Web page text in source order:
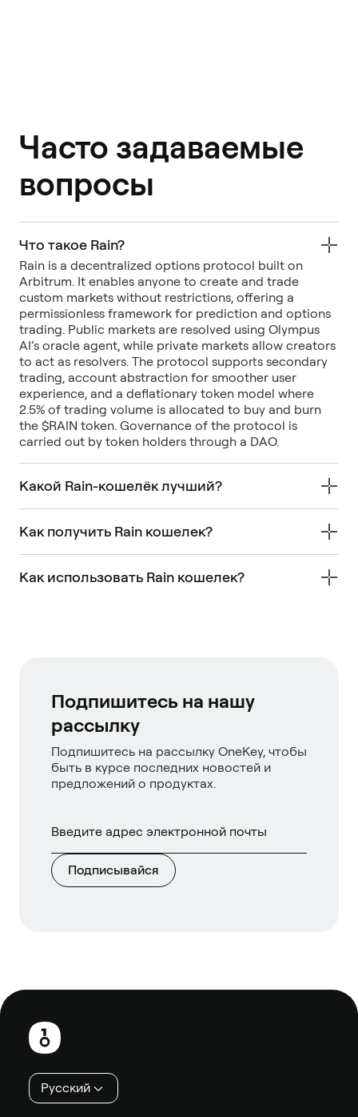
Часто задаваемые
вопросы
Что такое Rain?
Rain is a decentralized options protocol built on
Arbitrum. It enables anyone to create and trade
custom markets without restrictions, offering a
permissionless framework for prediction and options
trading. Public markets are resolved using Olympus
AI’s oracle agent, while private markets allow creators
to act as resolvers. The protocol supports secondary
trading, account abstraction for smoother user
experience, and a deflationary token model where
2.5% of trading volume is allocated to buy and burn
the $RAIN token. Governance of the protocol is
carried out by token holders through a DAO.
Какой Rain-кошелёк лучший?
Как получить Rain кошелек?
Как использовать Rain кошелек?
Подпишитесь на нашу
рассылку
Подпишитесь на рассылку OneKey, чтобы
быть в курсе последних новостей и
предложений о продуктах.
Подписывайся
Нижний
колонтитул
Русский